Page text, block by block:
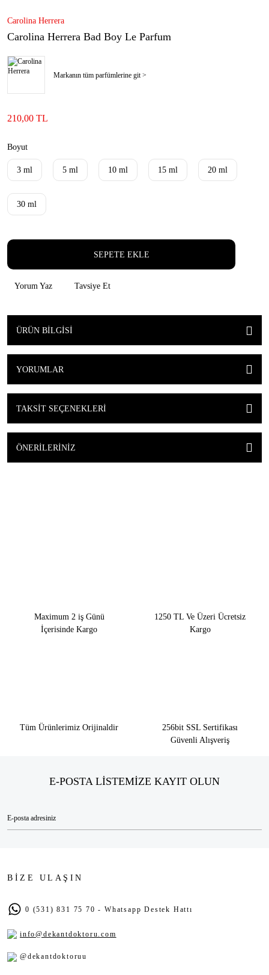
Carolina Herrera
Carolina Herrera Bad Boy Le Parfum
Markanın tüm parfümlerine git >
210,00 TL
Boyut
3 ml 5 ml 10 ml 15 ml 20 ml
30 ml
SEPETE EKLE
Yorum Yaz Tavsiye Et
ÜRÜN BILGISI
YORUMLAR
TAKSIT SEÇENEKLERI
ÖNERILERINIZ
Maximum 2 iş Günü
İçerisinde Kargo
1250 TL Ve Üzeri Ücretsiz
Kargo
Tüm Ürünlerimiz Orijinaldir
256bit SSL Sertifikası
Güvenli Alışveriş
E-POSTA LİSTEMİZE KAYIT OLUN
BİZE ULAŞIN
0 (531) 831 75 70 - Whatsapp Destek Hattı
info@dekantdoktoru.com
@dekantdoktoruu